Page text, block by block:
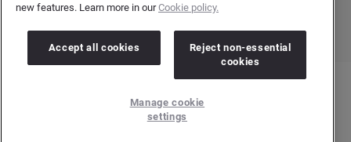
new features. Learn more in ourCookie policy.
Accept all cookies
Reject non-essential
cookies
Manage cookie
settings